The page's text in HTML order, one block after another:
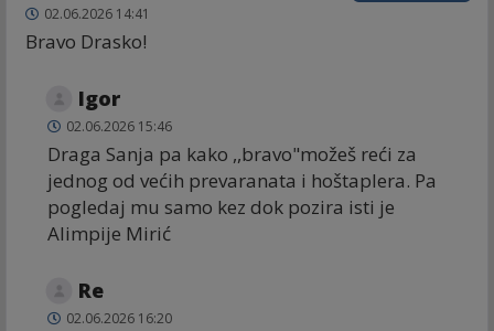
02.06.2026 14:41
Bravo Drasko!
Igor
02.06.2026 15:46
Draga Sanja pa kako ,,bravo"možeš reći za
jednog od većih prevaranata i hoštaplera. Pa
pogledaj mu samo kez dok pozira isti je
Alimpije Mirić
Re
02.06.2026 16:20